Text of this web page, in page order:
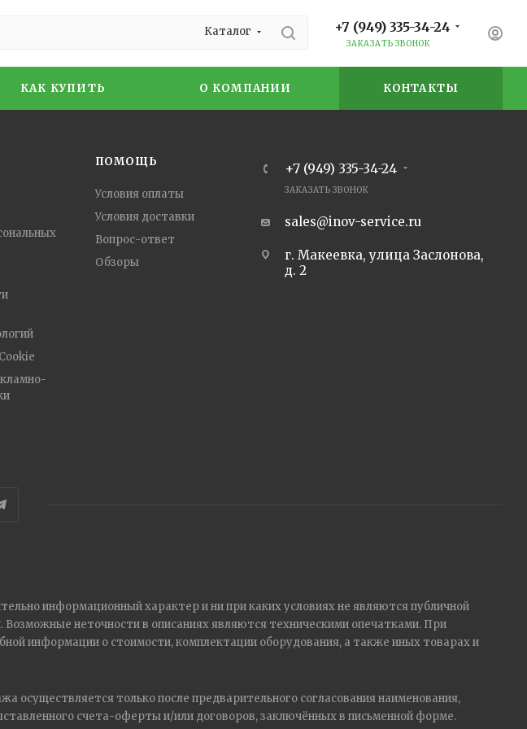
Каталог +7 (949) 335-34-24
ЗАКАЗАТЬ ЗВОНОК
КАК КУПИТЬ О КОМПАНИИ КОНТАКТЫ
ПОМОЩЬ
Условия оплаты
Условия доставки
Вопрос-ответ
Обзоры
+7 (949) 335-34-24
ЗАКАЗАТЬ ЗВОНОК
sales@inov-service.ru
г. Макеевка, улица Заслонова,
д. 2
информационный характер и ни при каких условиях не являются публичной
неточности в описаниях являются техническими опечатками. При
информации о стоимости, комплектации оборудования, а также иных товарах и
осуществляется только после предварительного согласования наименования,
счета-оферты и/или договоров, заключённых в письменной форме.